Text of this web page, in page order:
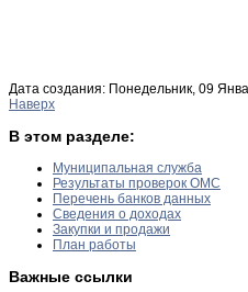
Дата создания: Понедельник, 09
Наверх
В этом разделе:
Муниципальная служба
Результаты проверок ОМС
Перечень банков данных
Сведения о доходах
Закупки и продажи
План работы
Важные ссылки